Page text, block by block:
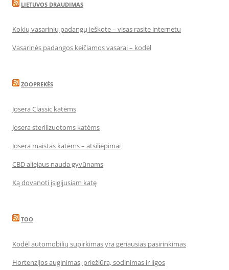
LIETUVOS DRAUDIMAS
Kokių vasarinių padangų ieškote – visas rasite internetu
Vasarinės padangos keičiamos vasarai – kodėl
ZOOPREKĖS
Josera Classic katėms
Josera sterilizuotoms katėms
Josera maistas katėms – atsiliepimai
CBD aliejaus nauda gyvūnams
Ką dovanoti įsigijusiam katę
TOO
Kodėl automobilių supirkimas yra geriausias pasirinkimas
Hortenzijos auginimas, priežiūra, sodinimas ir ligos